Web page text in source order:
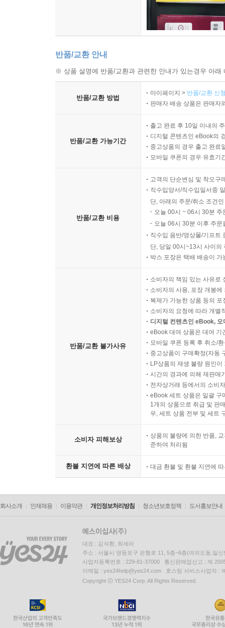
반품/교환 안내
※ 상품 설명에 반품/교환과 관련한 안내가 있는경우 아
반품/교환 방법
마이페이지 > 반품/교환 신
판매자 배송 상품은 판매자
반품/교환 가능기간
출고 완료 후 10일 이내의
디지털 콘텐츠인 eBook의
중고상품의 경우 출고 완료
모바일 쿠폰의 경우 유효기
반품/교환 비용
고객의 단순변심 및 착오구
직수입양서/직수입일서중
단, 아래의 주문/취소 조건
오늘 00시 ~ 06시 30분
오늘 06시 30분 이후 주
직수입 음반/영상물/기프트
단, 당일 00시~13시 사이의
박스 포장은 택배 배송이
반품/교환 불가사유
소비자의 책임 있는 사유로
소비자의 사용, 포장 개봉
복제가 가능한 상품 등의
소비자의 요청에 따라 개별
디지털 컨텐츠인 eBook,
eBook 대여 상품은 대여 기
모바일 쿠폰 등록 후 취소/
중고상품이 구매확정(자동
LP상품의 재생 불량 원인
시간의 경과에 의해 재판매
전자상거래 등에서의 소비
eBook 세트 상품은 일괄 구
1개의 상품으로 취급 및 판
우, 세트 상품 전부 및 세트
소비자 피해보상
상품의 불량에 의한 반품,
준하여 처리됨
환불 지연에 따른 배상 대금 환불 및 환불 지연에
회사소개 인재채용 이용약관 개인정보처리방침 청소년보호정책 도서홍보안내
대표 : 김석환, 최세라
주소 : 서울시 영등포구 은행로 11, 5층~6층(여의도동,일신
사업자등록번호 : 229-81-37000 통신판매업신고 : 제
이메일 : yes24help@yes24.com 호스팅 서비스사업자 :
Copyright ⓒ YES24 Corp. All Rights Reserved.